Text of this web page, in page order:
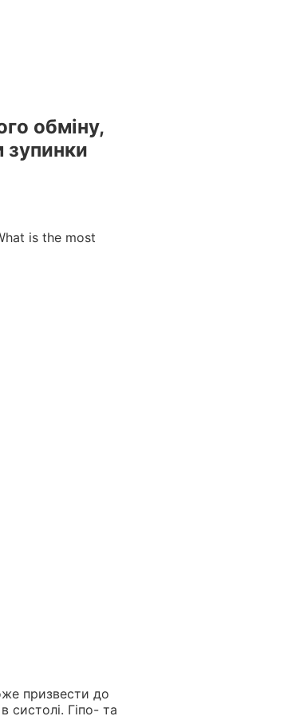
обміну,
зупинки
is the most
призвести до
систолі. Гіпо- та